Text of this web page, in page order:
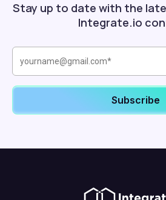
Stay up to date with the
Integrate.io